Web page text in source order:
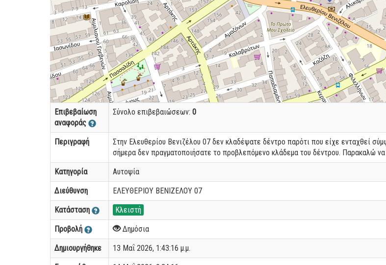
Επιβεβαίωση
αναφοράς
Σύνολο επιβεβαιώσεων: 0
Περιγραφή
Στην Ελευθερίου Βενιζέλου 07 δεν κλαδέψατε δέντρο παρότι που είχε ενταχθεί
σήμερα δεν πραγματοποιήσατε το προβλεπόμενο κλάδεμα του δέντρου. Παρακαλώ να
Κατηγορία Αυτοψία
Διεύθυνση ΕΛΕΥΘΕΡΙΟΥ ΒΕΝΙΖΕΛΟΥ 07
Κατάσταση Κλειστή
Προβολή Δημόσια
Δημιουργήθηκε 13 Μαΐ 2026, 1:43:16 μ.μ.